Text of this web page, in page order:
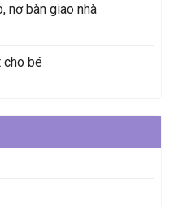
nơ bàn giao nhà
cho bé